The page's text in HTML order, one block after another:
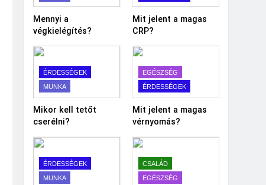
Mennyi a
végkielégítés?
Mit jelent a magas
CRP?
ÉRDESSÉGEK
MUNKA
Mikor kell tetőt
cserélni?
EGÉSZSÉG
ÉRDESSÉGEK
Mit jelent a magas
vérnyomás?
ÉRDESSÉGEK
MUNKA
CSALÁD
EGÉSZSÉG